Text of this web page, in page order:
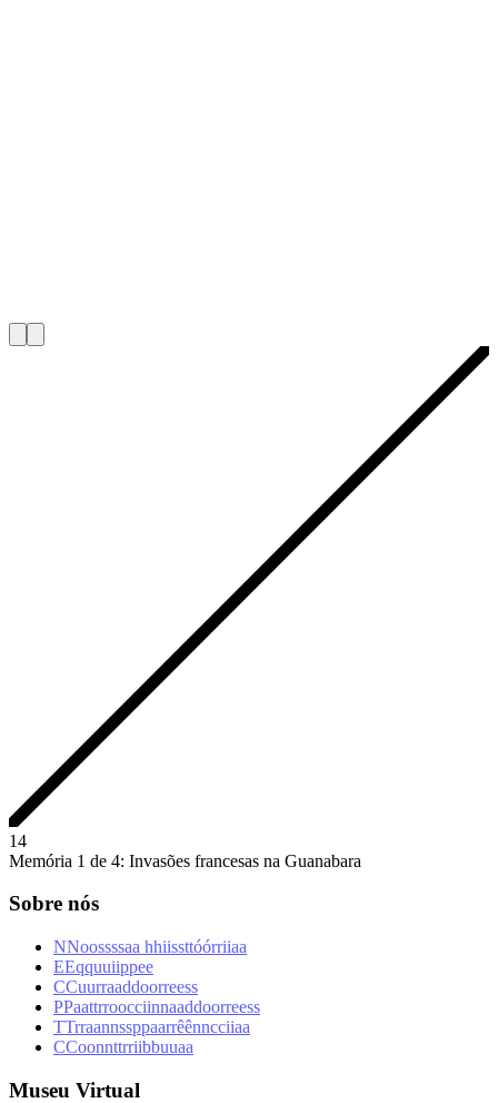
14
Memória 1 de 4: Invasões francesas na Guanabara
Sobre nós
NNoossssaa hhiissttóórriiaa
EEqquuiippee
CCuurraaddoorreess
PPaattrroocciinnaaddoorreess
TTrraannssppaarrêênncciiaa
CCoonnttrriibbuuaa
Museu Virtual